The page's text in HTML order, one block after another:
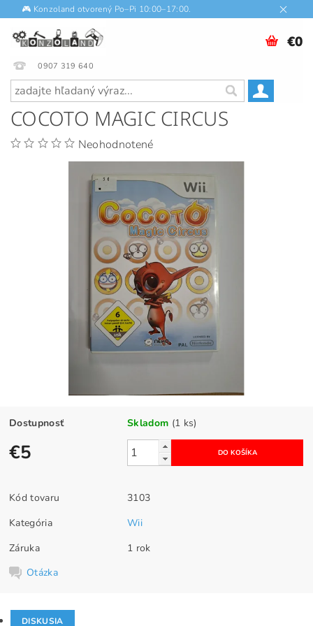
🎮 Konzoland otvorený Po–Pi 10:00–17:00.
0907 319 640
€0
COCOTO MAGIC CIRCUS
Neohodnotené
Dostupnosť Skladom (1 ks)
€5
Kód tovaru
3103
Kategória
Wii
Záruka
1 rok
Otázka
DISKUSIA